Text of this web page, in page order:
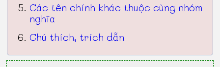
Các tên chính khác thuộc cùng nhóm
nghĩa
Chú thích, trích dẫn